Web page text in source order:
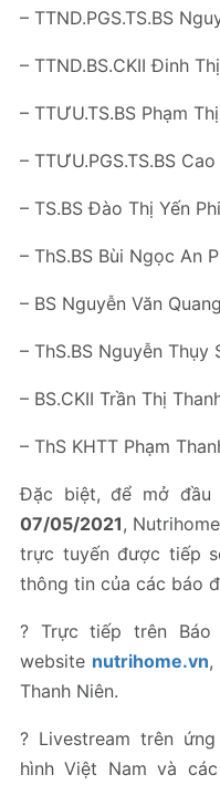
– TTND.PGS.TS.BS
– TTND.BS.CKII Đinh
– TTƯU.TS.BS Phạm
– TTƯU.PGS.TS.BS
– TS.BS Đào Thị Yến Phi
– ThS.BS Bùi Ngọc An
– BS Nguyễn Văn Quang
– ThS.BS Nguyễn Thụy
– BS.CKII Trần Thị
– ThS KHTT Phạm
Đặc biệt, để mở đầu
07/05/2021,
trực tuyến được tiếp
thông tin của các báo
? Trực tiếp trên Báo
website nutrihome.vn,
Thanh Niên.
? Livestream trên
hình Việt Nam và